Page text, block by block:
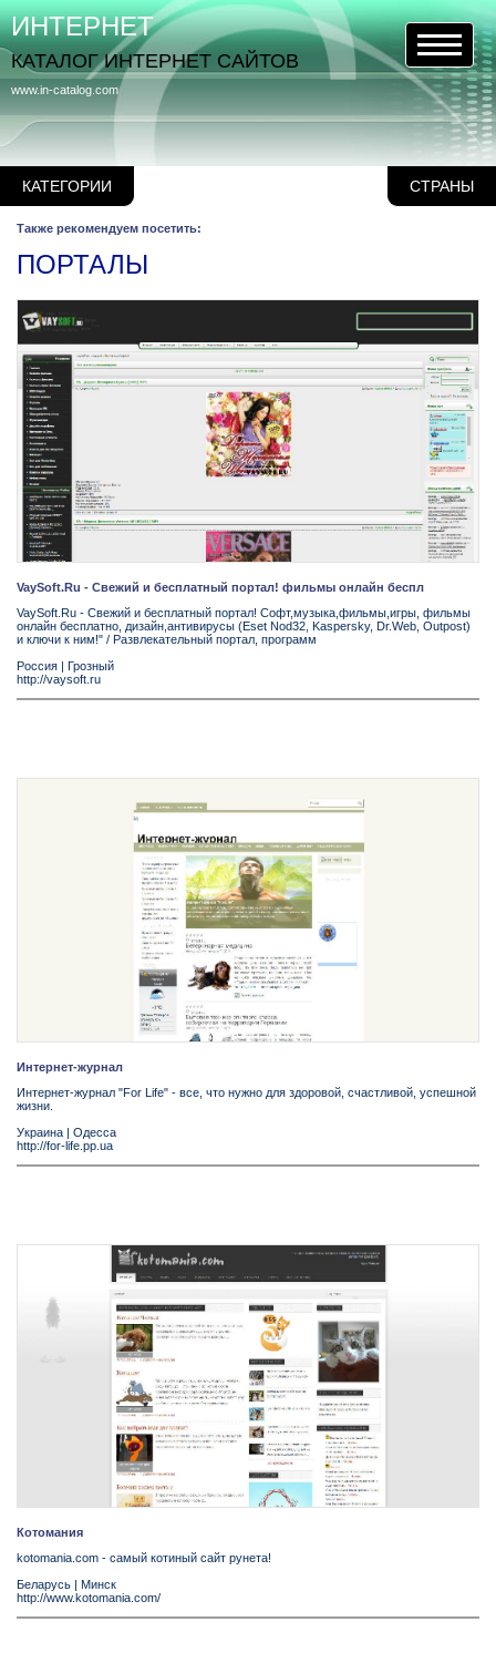
КАТЕГОРИИ СТРАНЫ
www.in-catalog.com
ИНТЕРНЕТ
КАТАЛОГ ИНТЕРНЕТ САЙТОВ
Также рекомендуем посетить:
ПОРТАЛЫ
VaySoft.Ru - Свежий и бесплатный портал! фильмы онлайн беспл
VaySoft.Ru - Свежий и бесплатный портал! Софт,музыка,фильмы,игры, фильмы
онлайн бесплатно, дизайн,антивирусы (Eset Nod32, Kaspersky, Dr.Web, Outpost)
и ключи к ним!" / Развлекательный портал, программ
Россия
Грозный
http://vaysoft.ru
Интернет-журнал
Интернет-журнал "For Life" - все, что нужно для здоровой, счастливой, успешной
жизни.
Украина | Одесса
http://for-life.pp.ua
Котомания
kotomania.com - самый котиный сайт рунета!
Беларусь | Минск
http://www.kotomania.com/